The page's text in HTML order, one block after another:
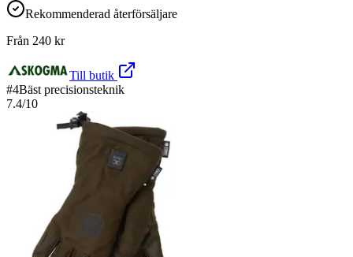
Rekommenderad återförsäljare
Från 240 kr
Till butik
#4Bäst precisionsteknik
7.4/10